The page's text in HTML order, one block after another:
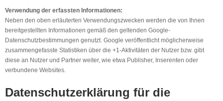
Verwendung der erfassten Informationen:
Neben den oben erläuterten Verwendungszwecken werden die von Ihnen
bereitgestellten Informationen gemäß den geltenden Google-
Datenschutzbestimmungen genutzt. Google veröffentlicht möglicherweise
zusammengefasste Statistiken über die +1-Aktivitäten der Nutzer bzw. gibt
diese an Nutzer und Partner weiter, wie etwa Publisher, Inserenten oder
verbundene Websites.
Datenschutzerklärung für die